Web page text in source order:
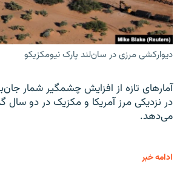
دیوارکشی مرزی در سان‌لند پارک نیومکزیکو
آمارهای تازه از افزایش چشمگیر شمار
در نزدیکی مرز آمریکا و مکزیک در دو سال
می‌دهد.
ادامه خبر